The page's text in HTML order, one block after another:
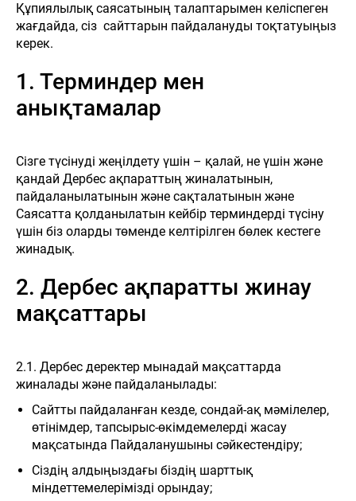
Құпиялылық саясатының талаптарымен келіспеген
жағдайда, сіз сайттарын пайдалануды тоқтатуыңыз
керек.
1. Терминдер мен
анықтамалар
Сізге түсінуді жеңілдету үшін – қалай, не үшін және
қандай Дербес ақпараттың жиналатынын,
пайдаланылатынын және сақталатынын және
Саясатта қолданылатын кейбір терминдерді түсіну
үшін біз оларды төменде келтірілген бөлек кестеге
жинадық.
2. Дербес ақпаратты жинау
мақсаттары
2.1. Дербес деректер мынадай мақсаттарда
жиналады және пайдаланылады:
Сайтты пайдаланған кезде, сондай-ақ мәмілелер,
өтінімдер, тапсырыс-өкімдемелерді жасау
мақсатында Пайдаланушыны сәйкестендіру;
Сіздің алдыңыздағы біздің шарттық
міндеттемелерімізді орындау;